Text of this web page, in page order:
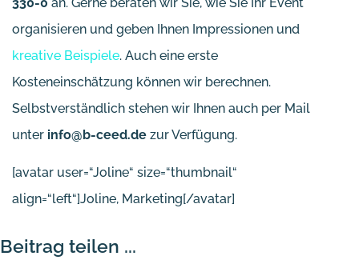
organisieren und geben Ihnen Impressionen und
kreative Beispiele. Auch eine erste
Kosteneinschätzung können wir berechnen.
Selbstverständlich stehen wir Ihnen auch per Mail
unter info@b-ceed.de zur Verfügung.
[avatar user=“Joline“ size=“thumbnail“
align=“left“]Joline, Marketing[/avatar]
Beitrag teilen ...